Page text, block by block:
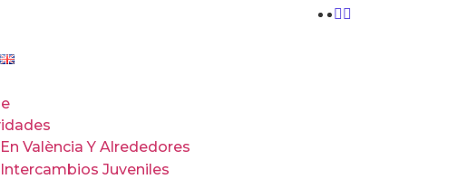
En València Y Alrededores
Intercambios Juveniles